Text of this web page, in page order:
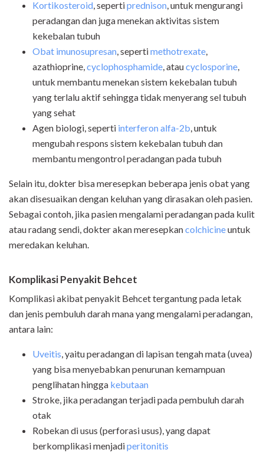
Kortikosteroid, sepertiprednison, untuk mengurangi
peradangan dan juga menekan aktivitas sistem
kekebalan tubuh
Obat imunosupresan, sepertimethotrexate,
azathioprine,cyclophosphamide, ataucyclosporine,
untuk membantu menekan sistem kekebalan tubuh
yang terlalu aktif sehingga tidak menyerang sel tubuh
yang sehat
Agen biologi, seperti interferon alfa-2b, untuk
mengubah respons sistem kekebalan tubuh dan
membantu mengontrol peradangan pada tubuh
Selain itu, dokter bisa meresepkan beberapa jenis obat yang
akan disesuaikan dengan keluhan yang dirasakan oleh pasien.
Sebagai contoh, jika pasien mengalami peradangan pada kulit
atau radang sendi, dokter akan meresepkancolchicineuntuk
meredakan keluhan.
Komplikasi Penyakit Behcet
Komplikasi akibat penyakit Behcet tergantung pada letak
dan jenis pembuluh darah mana yang mengalami peradangan,
antara lain:
Uveitis, yaitu peradangan di lapisan tengah mata (uvea)
yang bisa menyebabkan penurunan kemampuan
penglihatan hingga kebutaan
Stroke, jika peradangan terjadi pada pembuluh darah
otak
Robekan di usus (perforasi usus), yang dapat
berkomplikasi menjadiperitonitis